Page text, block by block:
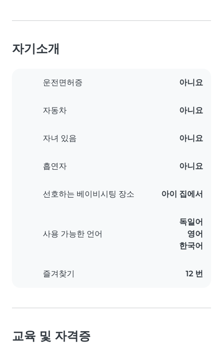
자기소개
운전면허증 아니요
자동차 아니요
자녀 있음 아니요
흡연자 아니요
선호하는 베이비시팅 장소 아이 집에서
사용 가능한 언어
독일어
영어
한국어
즐겨찾기 12 번
교육 및 자격증